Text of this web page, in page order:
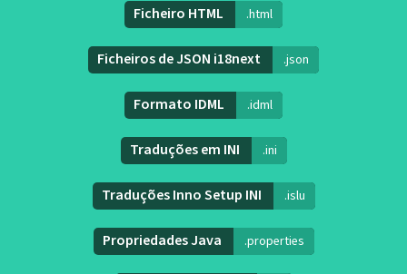
Ficheiro HTML .html
Ficheiros de JSON i18next .json
Formato IDML .idml
Traduções em INI .ini
Traduções Inno Setup INI .islu
Propriedades Java .properties